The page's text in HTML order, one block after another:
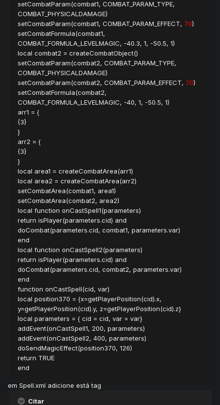
setCombatParam(combat1, COMBAT_PARAM_TYPE,
COMBAT_PHYSICALDAMAGE)
setCombatParam(combat1, COMBAT_PARAM_EFFECT, 70)
setCombatFormula(combat1,
COMBAT_FORMULA_LEVELMAGIC, -40.3, 1, -50.5, 1)
local combat2 = createCombatObject()
setCombatParam(combat2, COMBAT_PARAM_TYPE,
COMBAT_PHYSICALDAMAGE)
setCombatParam(combat2, COMBAT_PARAM_EFFECT, 70)
setCombatFormula(combat2,
COMBAT_FORMULA_LEVELMAGIC, -40, 1, -50.5, 1)
arr1 = {
{3}
}
arr2 = {
{3}
}
local area1 = createCombatArea(arr1)
local area2 = createCombatArea(arr2)
setCombatArea(combat1, area1)
setCombatArea(combat2, area2)
local function onCastSpell1(parameters)
return isPlayer(parameters.cid) and
doCombat(parameters.cid, combat1, parameters.var)
end
local function onCastSpell2(parameters)
return isPlayer(parameters.cid) and
doCombat(parameters.cid, combat2, parameters.var)
end
function onCastSpell(cid, var)
local position370 = {x=getPlayerPosition(cid).x,
y=getPlayerPosition(cid).y, z=getPlayerPosition(cid).z}
local parameters = { cid = cid, var = var}
addEvent(onCastSpell1, 200, parameters)
addEvent(onCastSpell2, 400, parameters)
doSendMagicEffect(position370, 126)
return TRUE
end
em Spell.xml adicione está tag
Citar